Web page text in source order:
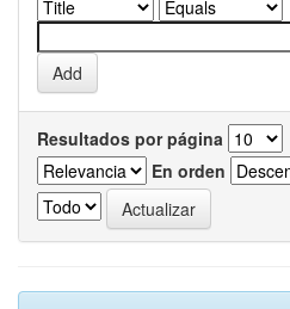
Resultados por página
En orden